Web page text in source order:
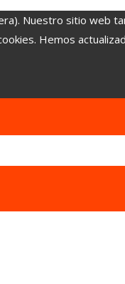
Nuestro sitio web
Hemos